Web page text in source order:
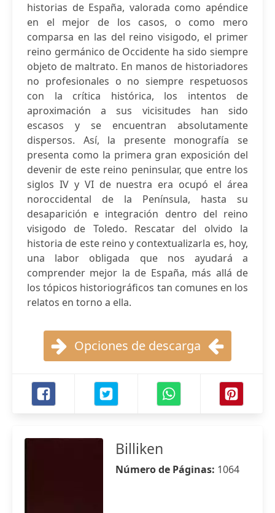
historias de España, valorada como apéndice
en el mejor de los casos, o como mero
comparsa en las del reino visigodo, el primer
reino germánico de Occidente ha sido siempre
objeto de maltrato. En manos de historiadores
no profesionales o no siempre respetuosos
con la crítica histórica, los intentos de
aproximación a sus vicisitudes han sido
escasos y se encuentran absolutamente
dispersos. Así, la presente monografía se
presenta como la primera gran exposición del
devenir de este reino peninsular, que entre los
siglos IV y VI de nuestra era ocupó el área
noroccidental de la Península, hasta su
desaparición e integración dentro del reino
visigodo de Toledo. Rescatar del olvido la
historia de este reino y contextualizarla es, hoy,
una labor obligada que nos ayudará a
comprender mejor la de España, más allá de
los tópicos historiográficos tan comunes en los
relatos en torno a ella.
Opciones de descarga
Billiken
Número de Páginas: 1064